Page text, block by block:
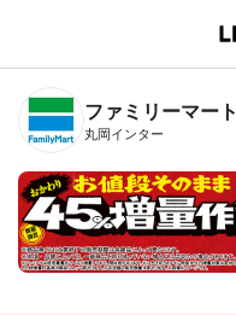
B
n
T
ファミリーマート
丸岡インター